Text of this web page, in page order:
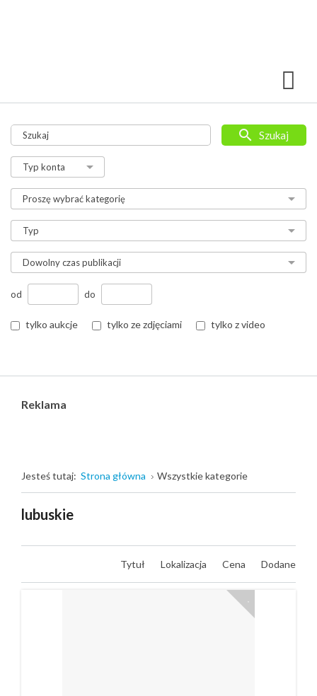
od do
tylko aukcje tylko ze zdjęciami tylko z video
Szukaj
Reklama
Jesteś tutaj: Strona główna Wszystkie kategorie
lubuskie
Tytuł Lokalizacja Cena Dodane